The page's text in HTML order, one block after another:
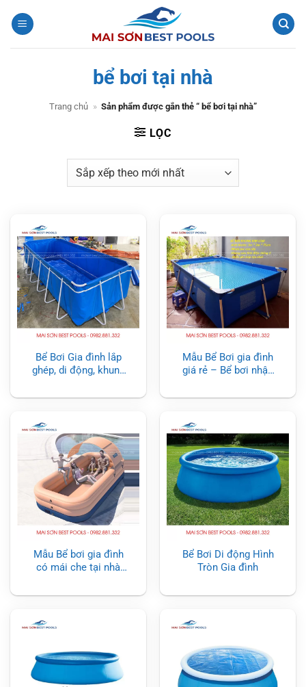
qua
bể bơi tại nhà
Trang chủ » Sản phẩm được gắn thẻ “ bể bơi tại nhà”
LỌC
Bể Bơi Gia đình lắp
ghép, di động, khung
thông minh
Mẫu Bể Bơi gia đình
giá rẻ – Bể bơi nhập
Mẫu Bể bơi gia đình
có mái che tại nhà
gia đình)
Bể Bơi Di động Hình
Tròn Gia đình